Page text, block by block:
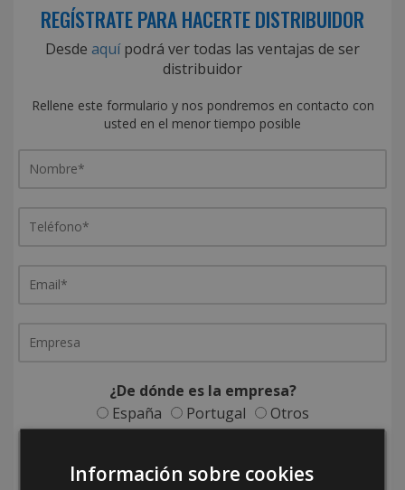
REGÍSTRATE PARA HACERTE DISTRIBUIDOR
Desde aquípodrá ver todas las ventajas de ser
distribuidor
Rellene este formulario y nos pondremos en contacto con
usted en el menor tiempo posible
¿De dónde es la empresa?
España
Portugal Otros
Información sobre cookies